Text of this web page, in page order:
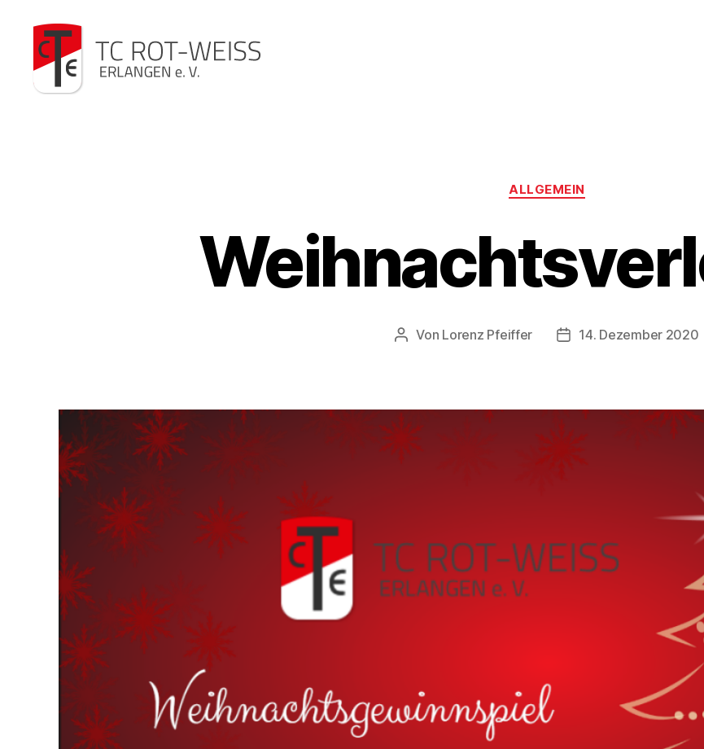
Kategorien
ALLGEMEIN
Beitragsautor
Von Lorenz Pfeiffer Veröffentlichungsdatum
14. Dezember 2020